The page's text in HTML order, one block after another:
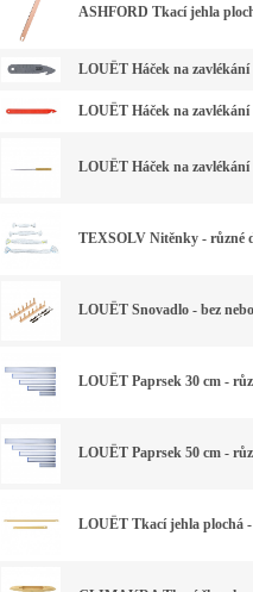
ASHFORD Tkací jehla
LOUËT Háček na
LOUËT Háček na
LOUËT Háček na zavlékání
TEXSOLV Nitěnky - různé
LOUËT Snovadlo - bez
LOUËT Paprsek 30 cm -
LOUËT Paprsek 50 cm -
LOUËT Tkací jehla plochá